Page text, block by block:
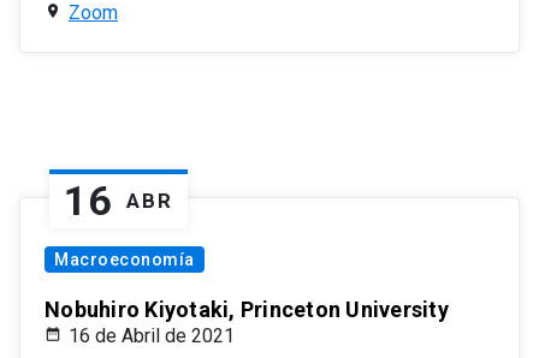
Zoom
16 ABR
Macroeconomía
Nobuhiro Kiyotaki, Princeton University
16 de Abril de 2021